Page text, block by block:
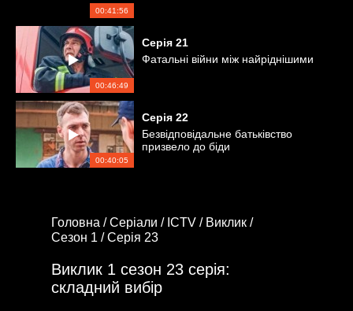
00:41:56
00:46:49
Серія 21
Фатальні війни між найріднішими
00:40:05
Серія 22
Безвідповідальне батьківство
призвело до біди
Головна /Серіали / ICTV / Виклик /
Сезон 1 /Серія 23
Виклик 1 сезон 23 серія:
складний вибір